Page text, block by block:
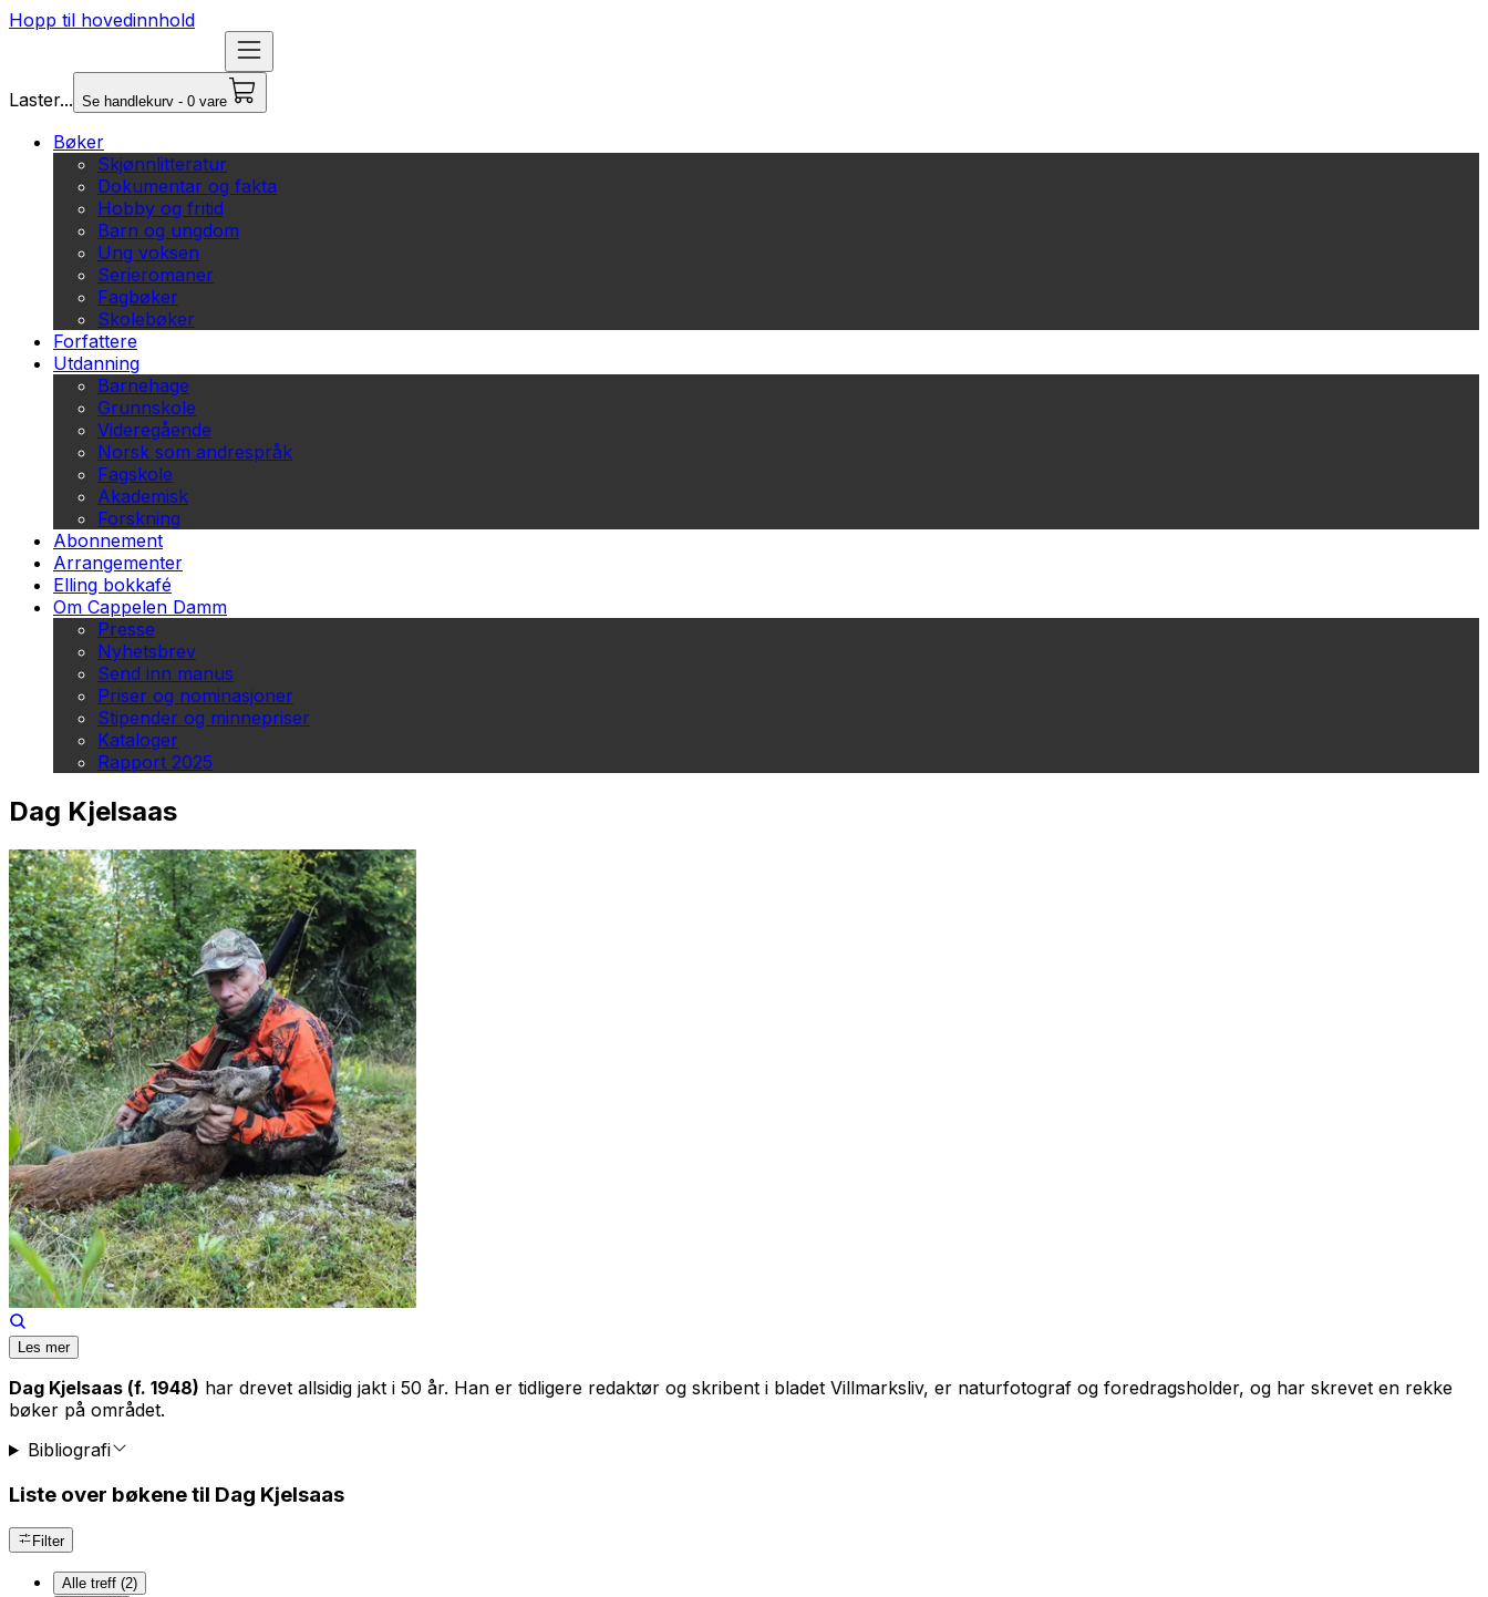
Hopp til hovedinnhold
Laster... Se handlekurv - 0 vare
Bøker
Skjønnlitteratur
Dokumentar og fakta
Hobby og fritid
Barn og ungdom
Ung voksen
Serieromaner
Fagbøker
Skolebøker
Forfattere
Utdanning
Barnehage
Grunnskole
Videregående
Norsk som andrespråk
Fagskole
Akademisk
Forskning
Abonnement
Arrangementer
Elling bokkafé
Om Cappelen Damm
Presse
Nyhetsbrev
Send inn manus
Priser og nominasjoner
Stipender og minnepriser
Kataloger
Rapport 2025
Dag Kjelsaas
Les mer
Dag Kjelsaas (f. 1948) har drevet allsidig jakt i 50 år. Han er tidligere redaktør og skribent i bladet Villmarksliv, er naturfotograf og foredragsholder, og har skrevet en rekke
bøker på området.
Bibliografi
Liste over bøkene til Dag Kjelsaas
Filter
Alle treff (2)